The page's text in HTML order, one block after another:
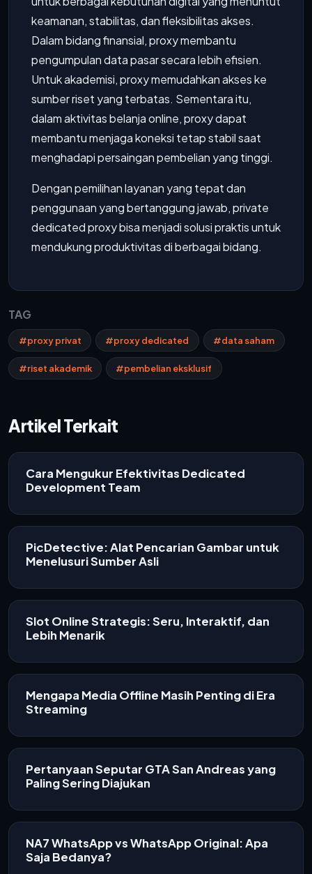
keamanan, stabilitas, dan fleksibilitas akses.
Dalam bidang finansial, proxy membantu
pengumpulan data pasar secara lebih efisien.
Untuk akademisi, proxy memudahkan akses ke
sumber riset yang terbatas. Sementara itu,
dalam aktivitas belanja online, proxy dapat
membantu menjaga koneksi tetap stabil saat
menghadapi persaingan pembelian yang tinggi.
Dengan pemilihan layanan yang tepat dan
penggunaan yang bertanggung jawab, private
dedicated proxy bisa menjadi solusi praktis untuk
mendukung produktivitas di berbagai bidang.
TAG
#proxy privat #proxy dedicated #data saham
#riset akademik #pembelian eksklusif
Artikel Terkait
Cara Mengukur Efektivitas Dedicated
Development Team
PicDetective: Alat Pencarian Gambar untuk
Menelusuri Sumber Asli
Slot Online Strategis: Seru, Interaktif, dan
Lebih Menarik
Mengapa Media Offline Masih Penting di Era
Streaming
Pertanyaan Seputar GTA San Andreas yang
Paling Sering Diajukan
NA7 WhatsApp vs WhatsApp Original: Apa
Saja Bedanya?